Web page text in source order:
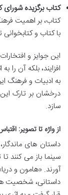
کتاب برگزیده شورای
کتاب، بر اهمیت
با کتاب و کتابخوانی
این جوایز و
افزایند، بلکه آن
به ادبیات و فرهنگ
درخشان بر تارک
سازد.
از واژه تا تصویر:
داستان های
سینما باز می کنند
آورند. «هامون و
داستانی، شخصیت